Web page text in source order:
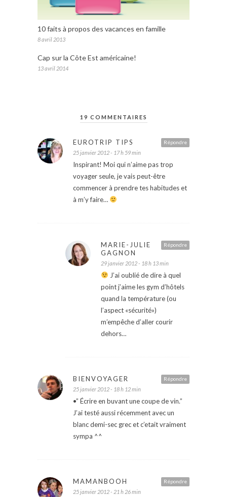
10 faits à propos des vacances en famille
8 avril 2013
Cap sur la Côte Est américaine!
13 avril 2014
19 COMMENTAIRES
Répondre
EUROTRIP TIPS
25 janvier 2012 - 17 h 59 min
Inspirant! Moi qui n’aime pas trop
voyager seule, je vais peut-être
commencer à prendre tes habitudes et
à m’y faire…
Répondre
MARIE-JULIE
GAGNON
29 janvier 2012 - 18 h 13 min
J’ai oublié de dire à quel
point j’aime les gym d’hôtels
quand la température (ou
l’aspect «sécurité»)
m’empêche d’aller courir
dehors…
Répondre
BIENVOYAGER
25 janvier 2012 - 18 h 12 min
•” Écrire en buvant une coupe de vin.”
J’ai testé aussi récemment avec un
blanc demi-sec grec et c’etait vraiment
sympa ^^
Répondre
MAMANBOOH
25 janvier 2012 - 21 h 26 min